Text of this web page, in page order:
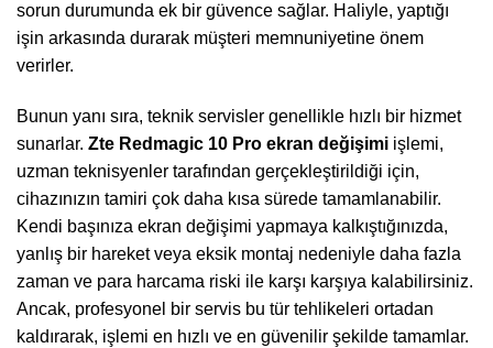
sorun durumunda ek bir güvence sağlar. Haliyle, yaptığı
işin arkasında durarak müşteri memnuniyetine önem
verirler.
Bunun yanı sıra, teknik servisler genellikle hızlı bir hizmet
sunarlar. Zte Redmagic 10 Pro ekran değişimi işlemi,
uzman teknisyenler tarafından gerçekleştirildiği için,
cihazınızın tamiri çok daha kısa sürede tamamlanabilir.
Kendi başınıza ekran değişimi yapmaya kalkıştığınızda,
yanlış bir hareket veya eksik montaj nedeniyle daha fazla
zaman ve para harcama riski ile karşı karşıya kalabilirsiniz.
Ancak, profesyonel bir servis bu tür tehlikeleri ortadan
kaldırarak, işlemi en hızlı ve en güvenilir şekilde tamamlar.